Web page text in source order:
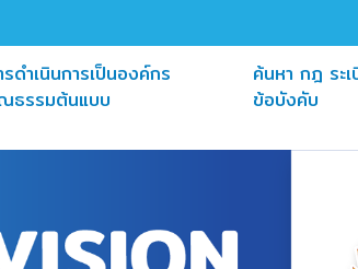
รดำเนินการเป็นองค์กร
ธรรมต้นแบบ(current)
ค้นหา กฎ ระ
ข้อบังคับ